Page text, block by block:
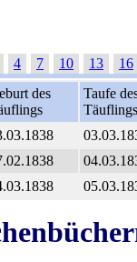
4 7 10 13
16
des
Taufe
Täuflings